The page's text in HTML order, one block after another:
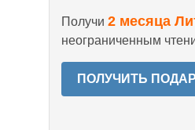
Получи 2 месяца
неограниченным
ПОЛУЧИТЬ